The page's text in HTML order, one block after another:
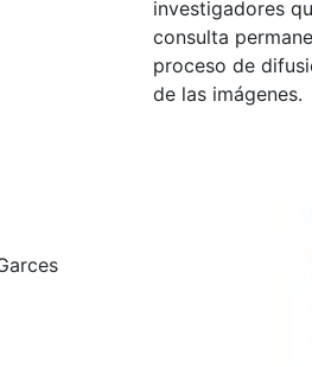
investigadores
consulta
proceso de
de las imágenes.